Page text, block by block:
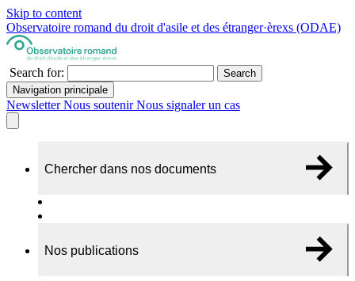
Skip to content
Observatoire romand du droit d'asile et des étranger·èrexs (ODAE)
Search for:
Search
Navigation principale
NewsletterNous soutenirNous signaler un cas
Chercher dans nos documents
Nos publications